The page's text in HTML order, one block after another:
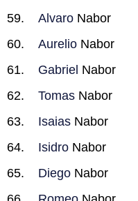
Alvaro Nabor
Aurelio Nabor
Gabriel Nabor
Tomas Nabor
Isaias Nabor
Isidro Nabor
Diego Nabor